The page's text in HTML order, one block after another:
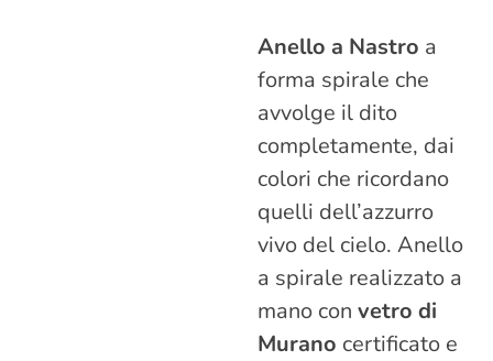
Anello a Nastro a
forma spirale che
avvolge il dito
completamente, dai
colori che ricordano
quelli dell’azzurro
vivo del cielo. Anello
a spirale realizzato a
mano con vetro di
Murano certificato e